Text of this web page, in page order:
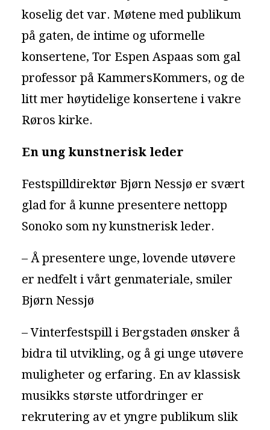
koselig det var. Møtene med publikum
på gaten, de intime og uformelle
konsertene, Tor Espen Aspaas som gal
professor på KammersKommers, og de
litt mer høytidelige konsertene i vakre
Røros kirke.
En ung kunstnerisk leder
Festspilldirektør Bjørn Nessjø er svært
glad for å kunne presentere nettopp
Sonoko som ny kunstnerisk leder.
– Å presentere unge, lovende utøvere
er nedfelt i vårt genmateriale, smiler
Bjørn Nessjø
– Vinterfestspill i Bergstaden ønsker å
bidra til utvikling, og å gi unge utøvere
muligheter og erfaring. En av klassisk
musikks største utfordringer er
rekrutering av et yngre publikum slik